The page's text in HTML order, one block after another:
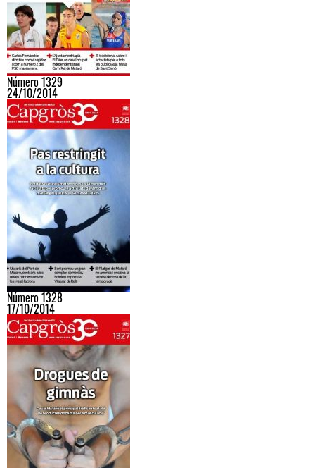
Número 1329
24/10/2014
Número 1328
17/10/2014